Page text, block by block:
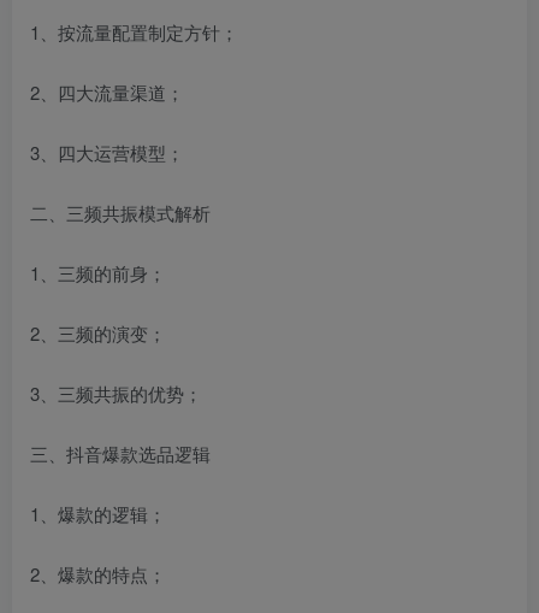
1、按流量配置制定方针；
2、四大流量渠道；
3、四大运营模型；
二、三频共振模式解析
1、三频的前身；
2、三频的演变；
3、三频共振的优势；
三、抖音爆款选品逻辑
1、爆款的逻辑；
2、爆款的特点；